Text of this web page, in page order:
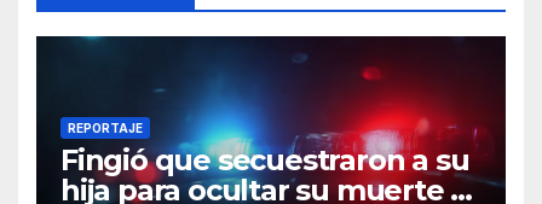
REPORTAJE
Fingió que secuestraron a su
hija para ocultar su muerte y